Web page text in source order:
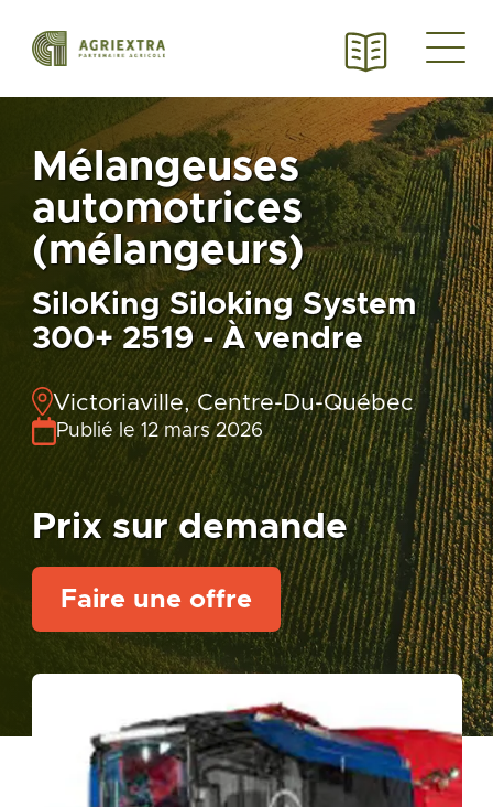
Mélangeuses
automotrices
(mélangeurs)
SiloKing Siloking System
300+ 2519 - À vendre
Victoriaville, Centre-Du-Québec
Publié le 12 mars 2026
Prix sur demande
Faire une offre